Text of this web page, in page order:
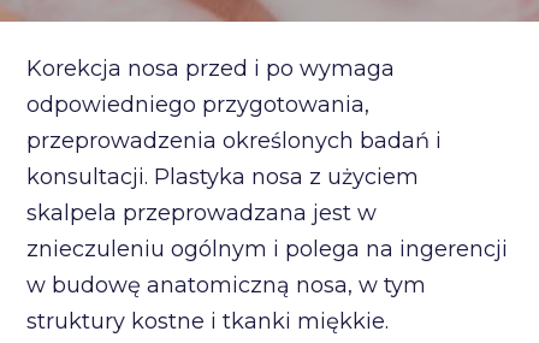
Korekcja nosa przed i po wymaga
odpowiedniego przygotowania,
przeprowadzenia określonych badań i
konsultacji. Plastyka nosa z użyciem
skalpela przeprowadzana jest w
znieczuleniu ogólnym i polega na ingerencji
w budowę anatomiczną nosa, w tym
struktury kostne i tkanki miękkie.